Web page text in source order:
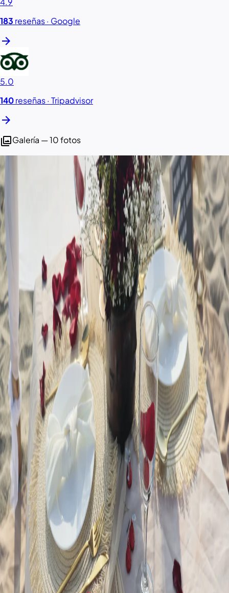
183 reseñas · Google
arrow_forward
5.0
140reseñas · Tripadvisor
arrow_forward
photo_libraryGalería — 10 fotos